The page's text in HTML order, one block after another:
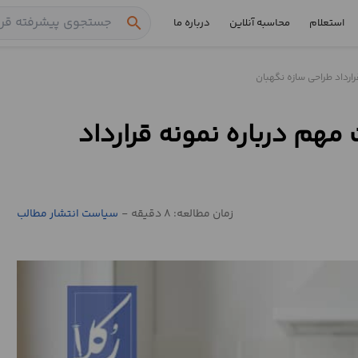
استعلام محاسبه آنلاین درباره ما search
طراحی سازه نگهبان
درباره نمونه قرارداد
زمان مطالعه: 8 دقیقه - سیاست انتشار مطالب